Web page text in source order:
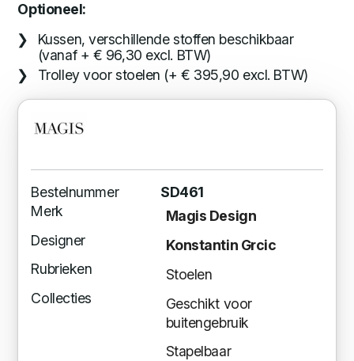
Optioneel:
Kussen, verschillende stoffen beschikbaar
(vanaf + € 96,30 excl. BTW)
Trolley voor stoelen (+ € 395,90 excl. BTW)
Bestelnummer
SD461
Merk
Magis Design
Designer
Konstantin Grcic
Rubrieken
Stoelen
Collecties
Geschikt voor
buitengebruik
Stapelbaar